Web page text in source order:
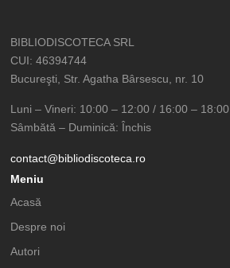
BIBLIODISCOTECA SRL
CUI: 46394744
Bucureşti, Str. Agatha Bârsescu, nr. 10
Luni – Vineri: 10:00 – 12:00 / 16:00 – 18:00
Sâmbătă – Duminică: Închis
contact@bibliodiscoteca.ro
Meniu
Acasă
Despre noi
Autori